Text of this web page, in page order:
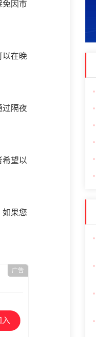
免因市
以在晚
过隔夜
望以
如果您
广告